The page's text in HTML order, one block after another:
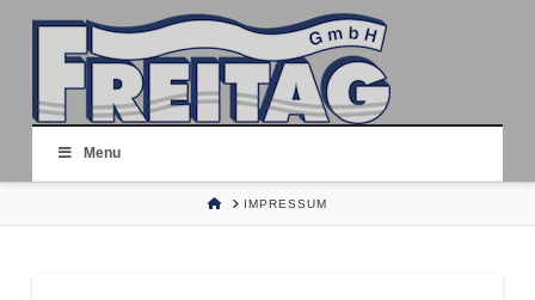
Menu
HOMEIMPRESSUM